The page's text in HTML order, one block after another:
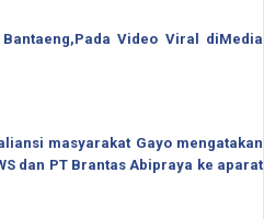
Video Viral diMedia
masyarakat Gayo mengatakan
dan PT Brantas Abipraya ke aparat